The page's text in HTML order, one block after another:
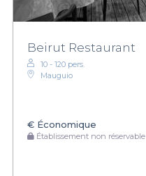
Beirut Restaurant
10 - 120 pers.
Mauguio
€ Économique
Établissement non réservable